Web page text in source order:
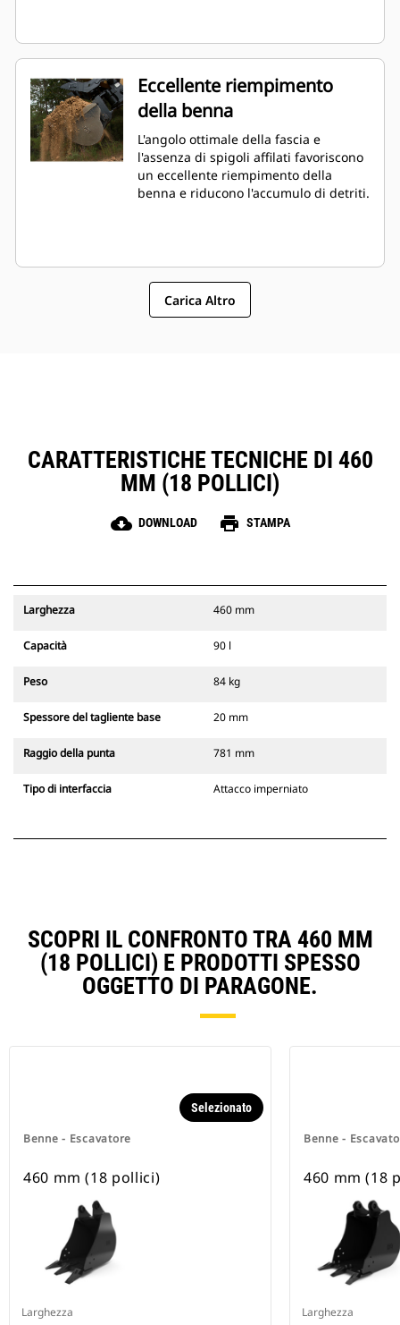
Eccellente riempimento
della benna
L'angolo ottimale della fascia e
l'assenza di spigoli affilati favoriscono
un eccellente riempimento della
benna e riducono l'accumulo di detriti.
Carica Altro
CARATTERISTICHE TECNICHE DI 460
MM (18 POLLICI)
cloud_download DOWNLOAD print STAMPA
Larghezza 460 mm
Capacità 90 l
Peso 84 kg
Spessore del tagliente base 20 mm
Raggio della punta 781 mm
Tipo di interfaccia Attacco imperniato
SCOPRI IL CONFRONTO TRA 460 MM
(18 POLLICI) E PRODOTTI SPESSO
OGGETTO DI PARAGONE.
Benne - Escavatore
Selezionato
460 mm (18 pollici)
Larghezza
Benne -
460 mm (18
Larghezza